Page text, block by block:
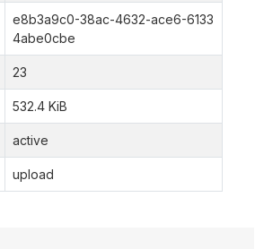
e8b3a9c0-38ac-4632-ace6-6133
4abe0cbe
23
532.4 KiB
active
upload